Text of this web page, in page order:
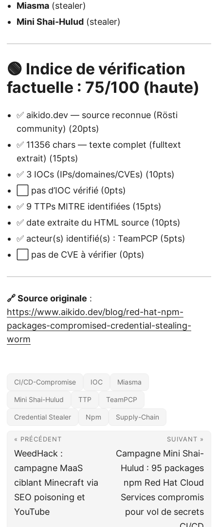
Miasma (stealer)
Mini Shai-Hulud (stealer)
🟢 Indice de vérification
factuelle : 75/100 (haute)
✅ aikido.dev — source reconnue (Rösti
community) (20pts)
✅ 11356 chars — texte complet (fulltext
extrait) (15pts)
✅ 3 IOCs (IPs/domaines/CVEs) (10pts)
⬜ pas d’IOC vérifié (0pts)
✅ 9 TTPs MITRE identifiées (15pts)
✅ date extraite du HTML source (10pts)
✅ acteur(s) identifié(s) : TeamPCP (5pts)
⬜ pas de CVE à vérifier (0pts)
🔗 Source originale :
https://www.aikido.dev/blog/red-hat-npm-
packages-compromised-credential-stealing-
worm
CI/CD-Compromise IOC Miasma
Mini Shai-Hulud TTP TeamPCP
Credential Stealer Npm Supply-Chain
« PRÉCÉDENT
WeedHack :
campagne MaaS
ciblant Minecraft via
SEO poisoning et
YouTube
SUIVANT »
Campagne Mini Shai-
Hulud : 95 packages
npm Red Hat Cloud
Services compromis
pour vol de secrets